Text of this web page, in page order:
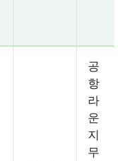
공
항
라
운
지
무